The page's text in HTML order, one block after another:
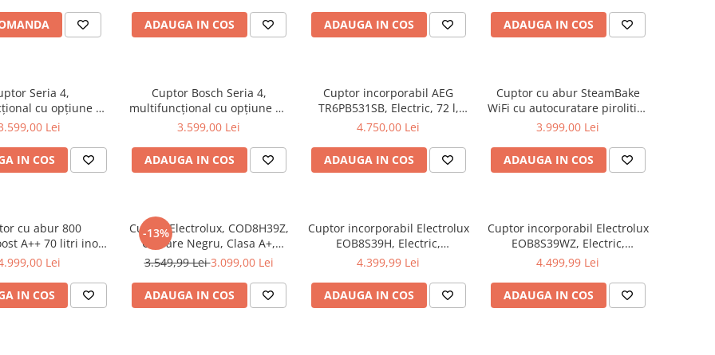
automate,
67 L
ADAUGA IN COS ADAUGA IN COS ADAUGA IN COS
Seria 4,
cu opțiune de
60 x 60
Lei
IN COS
Cuptor Bosch Seria 4,
multifuncțional cu opțiune de
aburi, încorporabil, 60 x 60
3.599,00 Lei
ADAUGA IN COS
Cuptor incorporabil AEG
TR6PB531SB, Electric, 72 l,
SteamCrisp-gatire cu abur,
Conectivitate WI-FI, Afisaj
digital, 45 programe
4.750,00 Lei
ADAUGA IN COS
Cuptor cu abur SteamBake
WiFi cu autocuratare pirolitica
EOD6P66WX
3.999,00 Lei
ADAUGA IN COS
cu abur 800
A++ 70 litri inox
Y8SOB39X
Lei
IN COS
-13%
Cuptor Electrolux, COD8H39Z,
Culoare Negru, Clasa A+,
Volum 72l
3.549,99 Lei3.099,00 Lei
ADAUGA IN COS
Cuptor incorporabil Electrolux
EOB8S39H, Electric,
Autocurățare cu abur (Steam
Clasa energetică A++
4.399,99 Lei
ADAUGA IN COS
Cuptor incorporabil Electrolux
EOB8S39WZ, Electric,
Autocurățare cu abur
Negru, Volum 70 L, Clasa
energetică A++
4.499,99 Lei
ADAUGA IN COS